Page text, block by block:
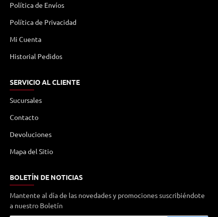
Política de Envíos
Política de Privacidad
Mi Cuenta
Historial Pedidos
SERVICIO AL CLIENTE
Sucursales
Contacto
Devoluciones
Mapa del Sitio
BOLETÍN DE NOTICIAS
Mantente al día de las novedades y promociones suscribiéndote
a nuestro Boletín